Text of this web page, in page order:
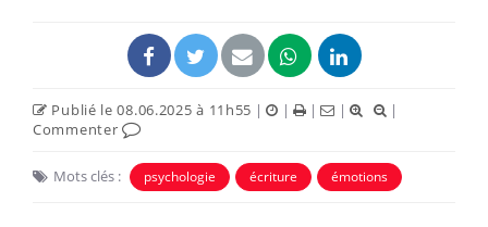
Publié le 08.06.2025 à 11h55 | | | |
|
Commenter
Mots clés : psychologie écriture émotions